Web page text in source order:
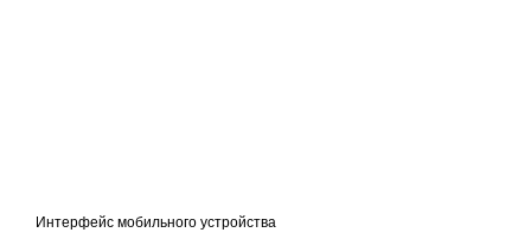
Интерфейс мобильного устройства